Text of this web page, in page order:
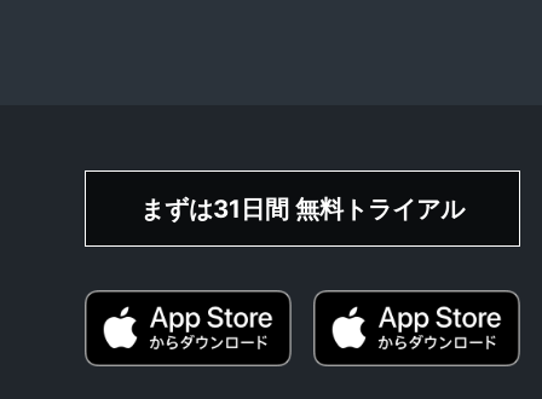
まずは31日間 無料トライアル